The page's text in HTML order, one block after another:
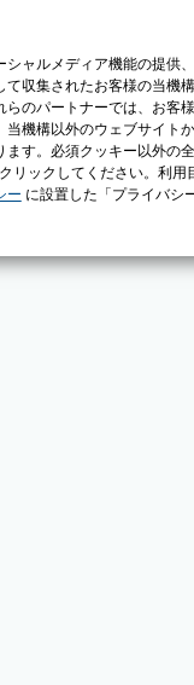
ャルメディア機能の提供
収集されたお客様の当機
のパートナーでは、お客
機構以外のウェブサイト
す。必須クッキー以外の
リックしてください。利用
ー に設置した「プライバシ